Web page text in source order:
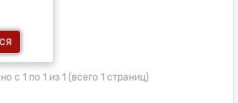
с 1 по 1 из 1 (всего 1 страниц)